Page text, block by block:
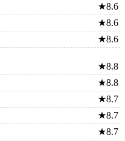
★8.6
★8.6
★8.6
★8.8
★8.8
★8.7
★8.7
★8.7